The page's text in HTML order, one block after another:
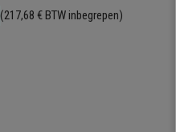
(217,68 € BTW inbegrepen)